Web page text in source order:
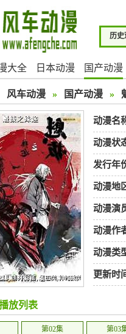
历史
大全 日本动漫 国产动漫
风车动漫 » 国产动漫 »
动漫名
动漫状
发行年
动漫地
动漫演
帽 张
动漫作
动漫类
更新时
放列表
第02集 第03